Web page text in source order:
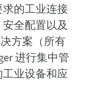
的工业连接
全配置以及
方案（所有
进行集中管
业设备和应